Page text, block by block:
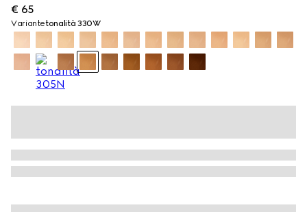
€ 65
Variantetonalità 330W